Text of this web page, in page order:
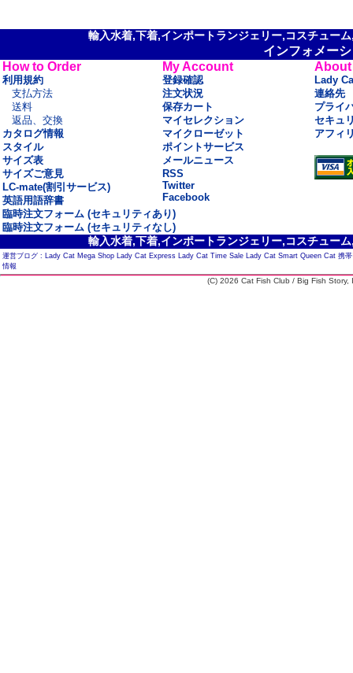
輸入水着,下着,インポートランジェリー,コスチュー
インフォメー
How to Order
利用規約
支払方法
送料
返品、交換
カタログ情報
スタイル
サイズ表
サイズご意見
LC-mate(割引サービス)
英語用語辞書
My Account
登録確認
注文状況
保存カート
マイセレクション
マイクローゼット
ポイントサービス
メールニュース
RSS
Twitter
Facebook
About
Lady
連絡先
プライ
セキュ
アフィ
臨時注文フォーム (セキュリティあり)
臨時注文フォーム (セキュリティなし)
輸入水着,下着,インポートランジェリー,コスチュー
運営ブログ : Lady Cat Mega Shop Lady Cat Express Lady Cat Time Sale Lady Cat Smart Queen Cat 携
情報
(C) 2026 Cat Fish Club / Big Fish Story,